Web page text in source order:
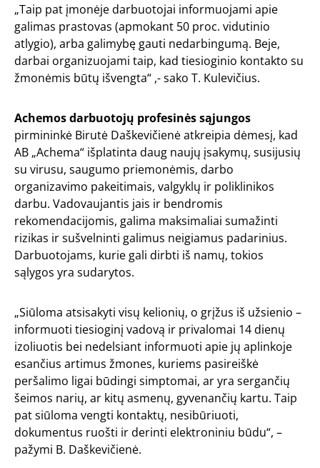
„Taip pat įmonėje darbuotojai informuojami apie
galimas prastovas (apmokant 50 proc. vidutinio
atlygio), arba galimybę gauti nedarbingumą. Beje,
darbai organizuojami taip, kad tiesioginio kontakto su
žmonėmis būtų išvengta“ ,- sako T. Kulevičius.
Achemos darbuotojų profesinės sąjungos
pirmininkė Birutė Daškevičienė atkreipia dėmesį, kad
AB „Achema“ išplatinta daug naujų įsakymų, susijusių
su virusu, saugumo priemonėmis, darbo
organizavimo pakeitimais, valgyklų ir poliklinikos
darbu. Vadovaujantis jais ir bendromis
rekomendacijomis, galima maksimaliai sumažinti
rizikas ir sušvelninti galimus neigiamus padarinius.
Darbuotojams, kurie gali dirbti iš namų, tokios
sąlygos yra sudarytos.
„Siūloma atsisakyti visų kelionių, o grįžus iš užsienio –
informuoti tiesioginį vadovą ir privalomai 14 dienų
izoliuotis bei nedelsiant informuoti apie jų aplinkoje
esančius artimus žmones, kuriems pasireiškė
peršalimo ligai būdingi simptomai, ar yra sergančių
šeimos narių, ar kitų asmenų, gyvenančių kartu. Taip
pat siūloma vengti kontaktų, nesibūriuoti,
dokumentus ruošti ir derinti elektroniniu būdu“, –
pažymi B. Daškevičienė.